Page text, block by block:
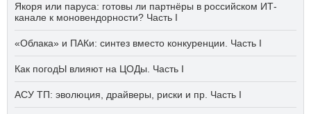
Якоря или паруса: готовы ли партнёры в российском ИТ-
канале к моновендорности? Часть I
«Облака» и ПАКи: синтез вместо конкуренции. Часть I
Как погодЫ влияют на ЦОДы. Часть I
АСУ ТП: эволюция, драйверы, риски и пр. Часть I